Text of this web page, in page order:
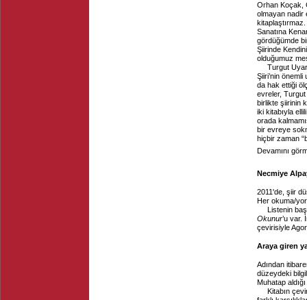
Orhan Koçak,
olmayan nadir
kitaplaştırmaz.
Sanatına
gördüğümde
Şiirinde
olduğumuz
Turgut
Şiiri’nin
da hak ettiği
evreler, Turgut
birlikte şiirinin
iki kitabıyla
orada
bir evreye
hiçbir zaman
Devamını
Necmiye
2011'de, şiir
Her okuma/
Listenin
Okunur’u var.
çevirisiyle
Araya giren
Adından
düzeydeki
Muhatap
Kitabın